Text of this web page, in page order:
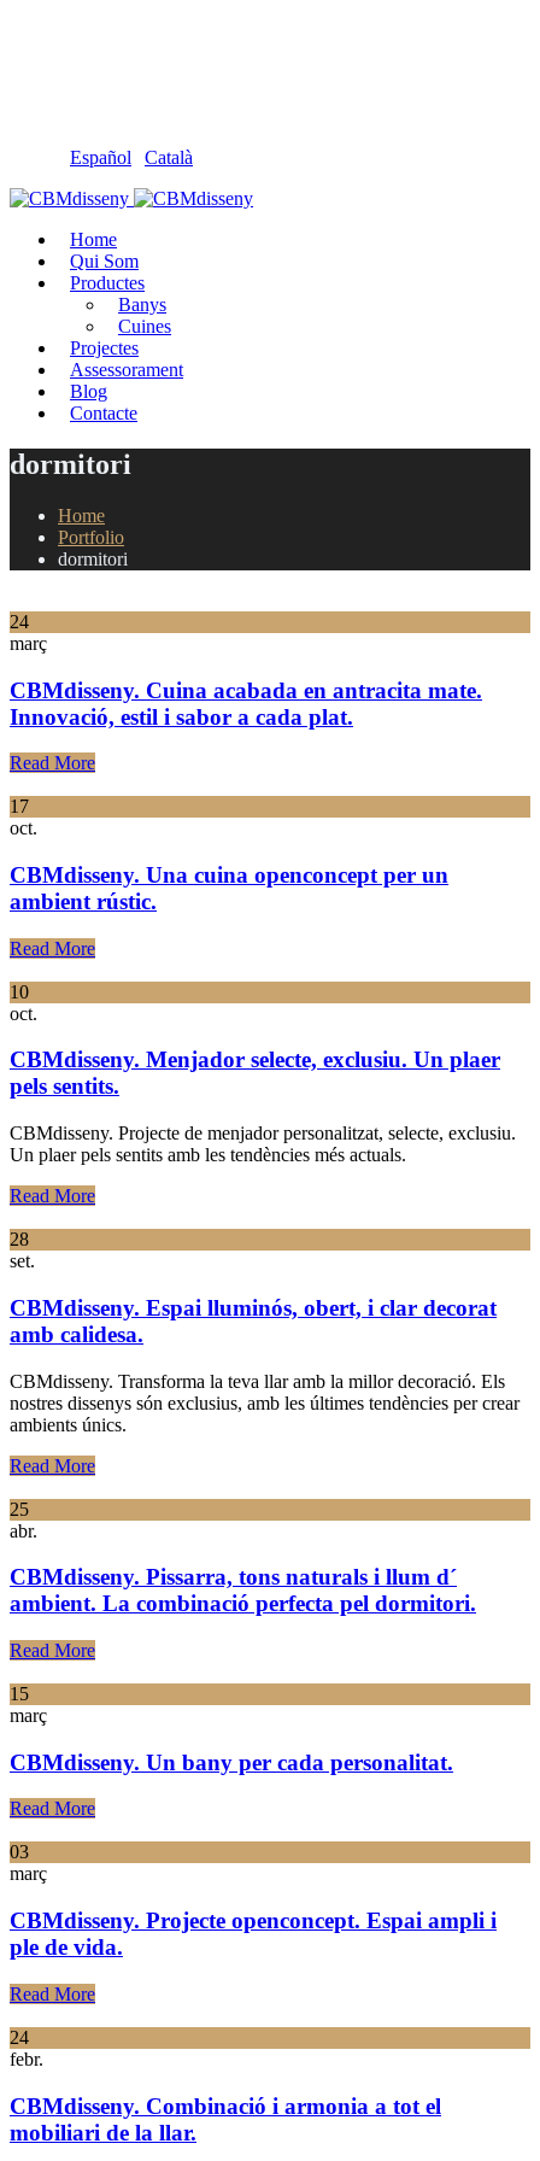
Español Català
Home
Qui Som
Productes
Banys
Cuines
Projectes
Assessorament
Blog
Contacte
dormitori
Home
Portfolio
dormitori
24
març
CBMdisseny. Cuina acabada en antracita mate.
Innovació, estil i sabor a cada plat.
Read More
17
oct.
CBMdisseny. Una cuina openconcept per un
ambient rústic.
Read More
10
oct.
CBMdisseny. Menjador selecte, exclusiu. Un plaer
pels sentits.
CBMdisseny. Projecte de menjador personalitzat, selecte, exclusiu.
Un plaer pels sentits amb les tendències més actuals.
Read More
28
set.
CBMdisseny. Espai lluminós, obert, i clar decorat
amb calidesa.
CBMdisseny. Transforma la teva llar amb la millor decoració. Els
nostres dissenys són exclusius, amb les últimes tendències per crear
ambients únics.
Read More
25
abr.
CBMdisseny. Pissarra, tons naturals i llum d´
ambient. La combinació perfecta pel dormitori.
Read More
15
març
CBMdisseny. Un bany per cada personalitat.
Read More
03
març
CBMdisseny. Projecte openconcept. Espai ampli i
ple de vida.
Read More
24
febr.
CBMdisseny. Combinació i armonia a tot el
mobiliari de la llar.